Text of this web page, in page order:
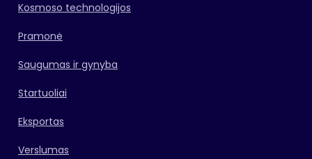
Kosmoso technologijos
Pramonė
Saugumas ir gynyba
Startuoliai
Eksportas
Verslumas